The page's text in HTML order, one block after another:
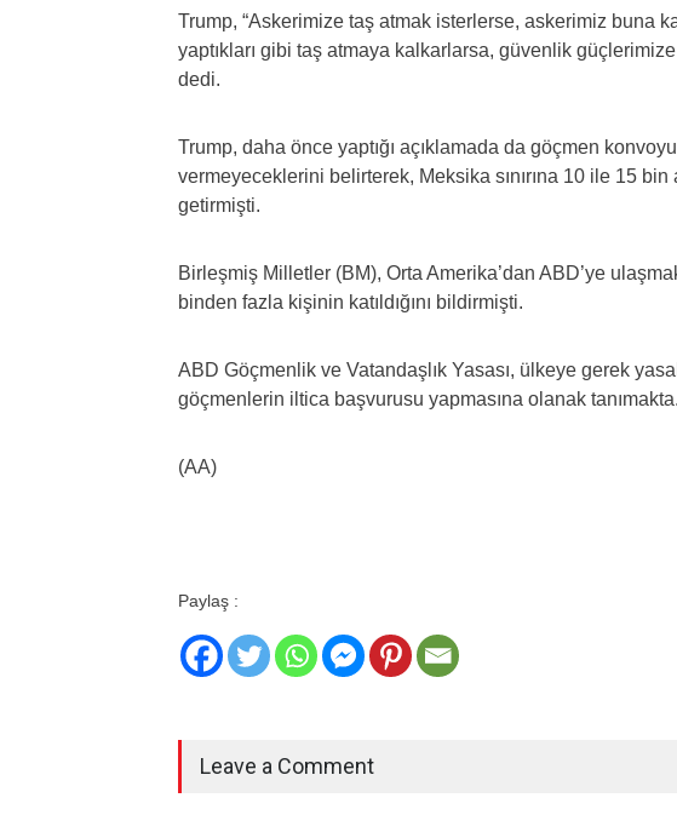
Trump, “Askerimize taş atmak isterlerse, askerimiz buna
yaptıkları gibi taş atmaya kalkarlarsa, güvenlik
dedi.
Trump, daha önce yaptığı açıklamada da göçmen
vermeyeceklerini belirterek, Meksika sınırına 10 ile 15
getirmişti.
Birleşmiş Milletler (BM), Orta Amerika’dan ABD’ye
binden fazla kişinin katıldığını bildirmişti.
ABD Göçmenlik ve Vatandaşlık Yasası, ülkeye gerek
göçmenlerin iltica başvurusu yapmasına olanak tanımakta.
(AA)
Paylaş :
Leave a Comment